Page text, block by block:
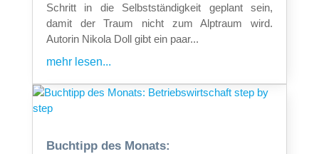
Schritt in die Selbstständigkeit geplant sein,
damit der Traum nicht zum Alptraum wird.
Autorin Nikola Doll gibt ein paar...
mehr lesen...
Buchtipp des Monats: